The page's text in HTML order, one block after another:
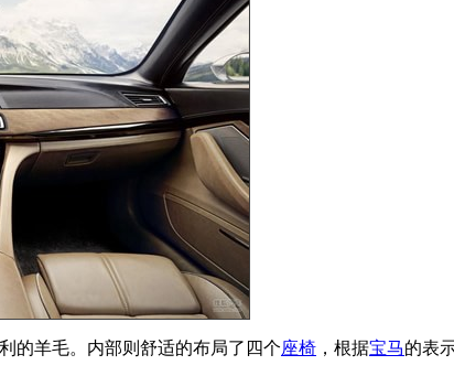
的羊毛。内部则舒适的布局了四个座椅 ，根据宝马的表